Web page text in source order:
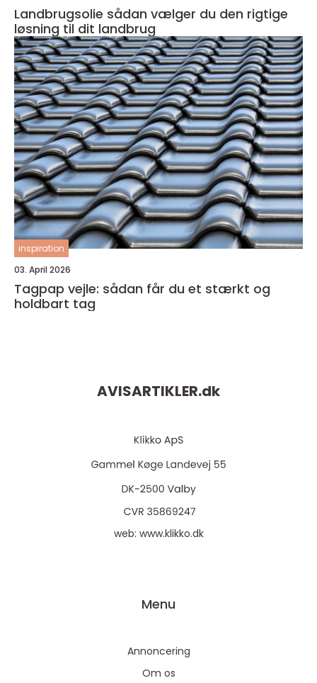
Landbrugsolie sådan vælger du den rigtige
løsning til dit landbrug
inspiration
03. April 2026
Tagpap vejle: sådan får du et stærkt og
holdbart tag
AVISARTIKLER.dk
web: www.klikko.dk
Menu
Annoncering
Om os